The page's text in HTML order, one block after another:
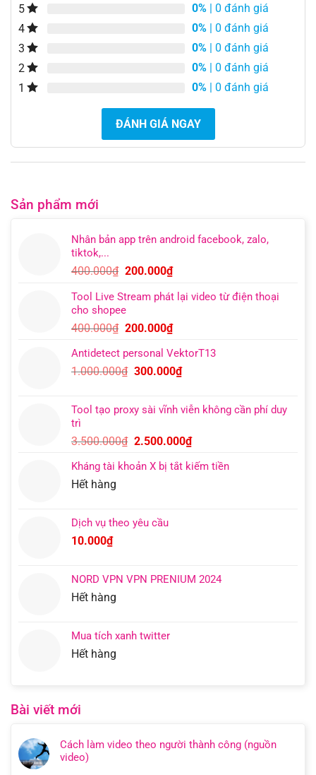
5 0% | 0 đánh giá
4
0% | 0 đánh giá
3
0% | 0 đánh giá
2
0% | 0 đánh giá
1
0% | 0 đánh giá
ĐÁNH GIÁ NGAY
Sản phẩm mới
Nhân bản app trên android facebook, zalo,
tiktok,...
400.000₫ Giá
là:
400.000₫.
200.000₫Giá
tại
200.000₫.
Tool Live Stream phát lại video từ điện thoại
cho shopee
400.000₫ Giá
là:
400.000₫.
200.000₫Giá
tại
là:
Antidetect personal VektorT13
1.000.000₫ Giá
1.000.000₫.
300.000₫Giá
là:
Tool tạo proxy sài vĩnh viễn không cần phí duy
trì
3.500.000₫ Giá
là:
2.500.000₫Giá
tại
Kháng tài khoản X bị tắt kiếm tiền
Hết hàng
Dịch vụ theo yêu cầu
10.000₫
NORD VPN VPN PRENIUM 2024
Hết hàng
Mua tích xanh twitter
Hết hàng
Bài viết mới
Cách làm video theo người thành công (nguồn
video)